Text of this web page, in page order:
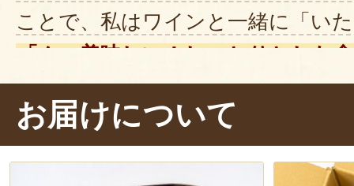
ことで、私はワインと一緒に「い
「ん～美味しい！しっとりとした
んのり感じる塩味が、野菜の甘さ
います。」
ドライ野菜の甘さや、ソーセージ
お届けについて